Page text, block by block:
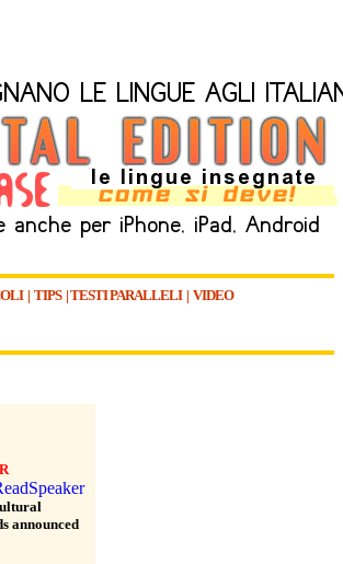
| TIPS|TESTI PARALLELI| VIDEO
announced